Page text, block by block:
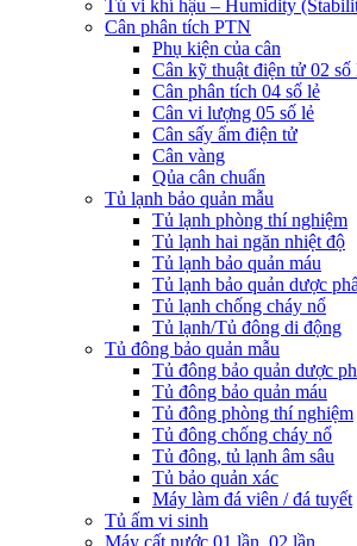
Tủ vi khí hậu – Humidity
Cân phân tích PTN
Phụ kiện của cân
Cân kỹ thuật điện tử 02 số
Cân phân tích 04 số lẻ
Cân vi lượng 05 số lẻ
Cân sấy ẩm điện tử
Cân vàng
Qủa cân chuẩn
Tủ lạnh bảo quản mẫu
Tủ lạnh phòng thí nghiệm
Tủ lạnh hai ngăn nhiệt độ
Tủ lạnh bảo quản máu
Tủ lạnh bảo quản dược
Tủ lạnh chống cháy nổ
Tủ lạnh/Tủ đông di động
Tủ đông bảo quản mẫu
Tủ đông bảo quản dược
Tủ đông bảo quản máu
Tủ đông phòng thí nghiệm
Tủ đông chống cháy nổ
Tủ đông, tủ lạnh âm sâu
Tủ bảo quản xác
Máy làm đá viên / đá tuyết
Tủ ấm vi sinh
Máy cất nước 01 lần, 02 lần